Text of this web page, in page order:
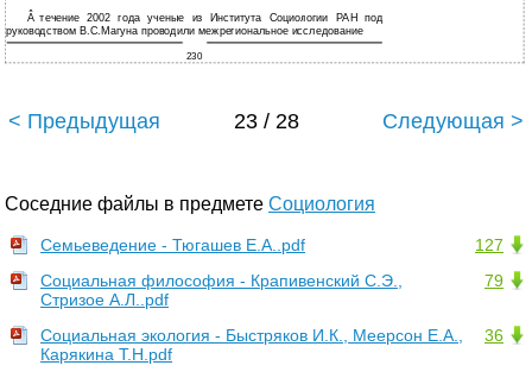
Â течение 2002 года ученые из Института Социологии РАН под
руководством В.С.Магуна проводили межрегиональное исследование
230
< Предыдущая 23 / 28 Следующая >
Соседние файлы в предмете Социология
127
Семьеведение - Тюгашев Е.А..pdf
79
Социальная философия - Крапивенский С.Э.,
Стризое А.Л..pdf
36
Социальная экология - Быстряков И.К., Меерсон Е.А.,
Карякина Т.Н.pdf